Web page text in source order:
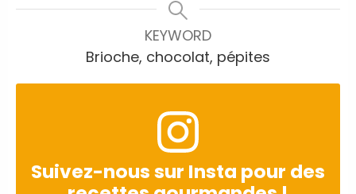
KEYWORD
Brioche, chocolat, pépites
Suivez-nous sur Insta pour des